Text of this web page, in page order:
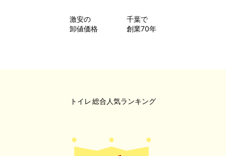
​激安の
卸値価格
千葉で
創業70年
総合人気ランキング
トイレ